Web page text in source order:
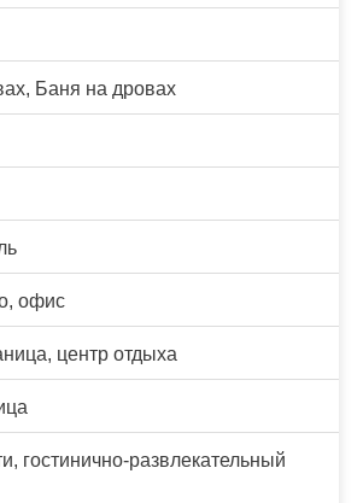
Баня на дровах
офис
центр отдыха
гостинично-развлекательный